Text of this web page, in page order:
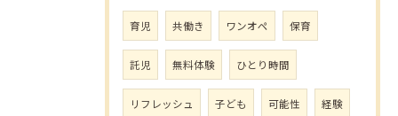
育児 共働き ワンオペ 保育
託児 無料体験 ひとり時間
リフレッシュ 子ども 可能性 経験